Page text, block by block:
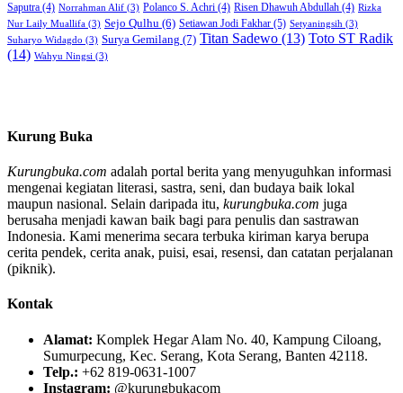
Saputra (4) Norrahman Alif (3) Polanco S. Achri (4) Risen Dhawuh Abdullah (4) Rizka
Nur Laily Muallifa (3) Sejo Qulhu (6) Setiawan Jodi Fakhar (5) Setyaningsih (3)
Suharyo Widagdo (3) Surya Gemilang (7) Titan Sadewo (13) Toto ST Radik
(14) Wahyu Ningsi (3)
Kurung Buka
Kurungbuka.com adalah portal berita yang menyuguhkan informasi
mengenai kegiatan literasi, sastra, seni, dan budaya baik lokal
maupun nasional. Selain daripada itu, kurungbuka.com juga
berusaha menjadi kawan baik bagi para penulis dan sastrawan
Indonesia. Kami menerima secara terbuka kiriman karya berupa
cerita pendek, cerita anak, puisi, esai, resensi, dan catatan perjalanan
(piknik).
Kontak
Alamat: Komplek Hegar Alam No. 40, Kampung Ciloang,
Sumurpecung, Kec. Serang, Kota Serang, Banten 42118.
Telp.: +62 819-0631-1007
Instagram: @kurungbukacom